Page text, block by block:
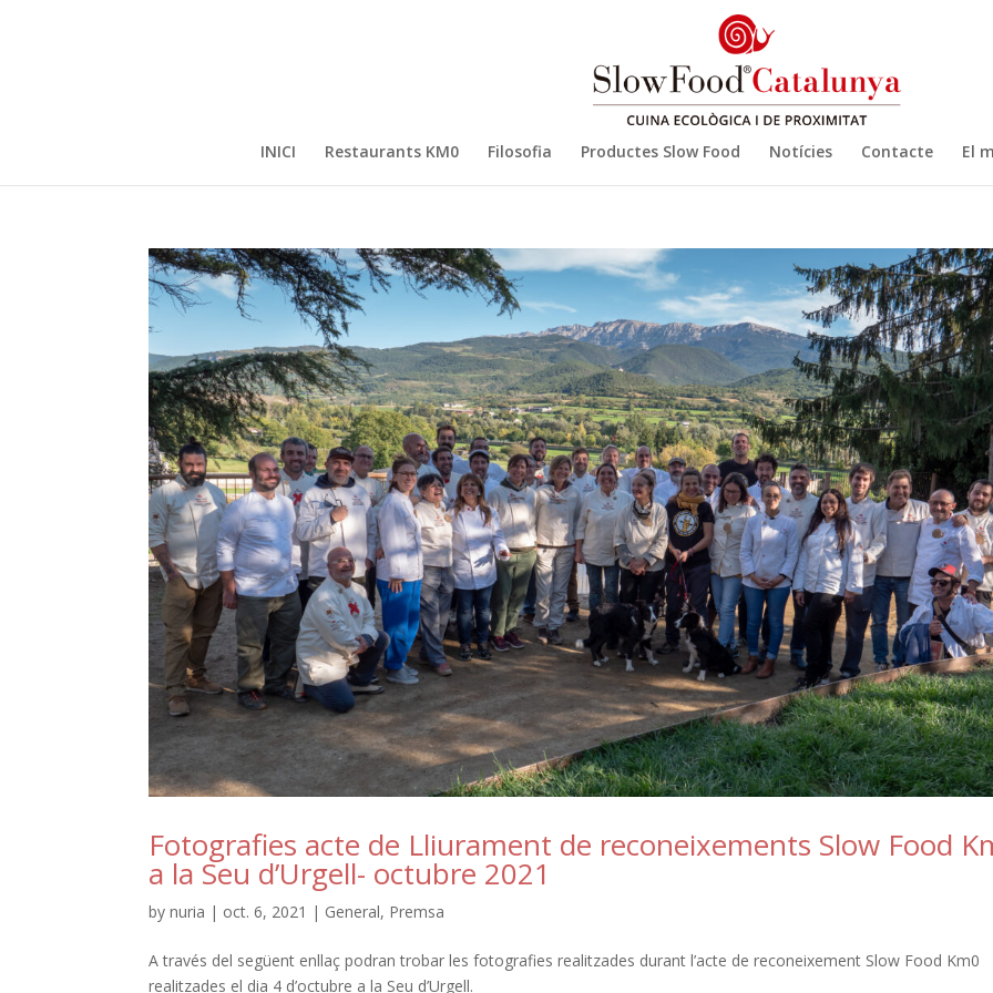
INICI Restaurants KM0 Filosofia Productes Slow Food Notícies Contacte El
Fotografies acte de Lliurament de reconeixements Slow Food
a la Seu d’Urgell- octubre 2021
bynuria | oct. 6, 2021 | General, Premsa
A través del següent enllaç podran trobar les fotografies realitzades durant l’acte de reconeixement Slow Food Km0
realitzades el dia 4 d’octubre a la Seu d’Urgell.